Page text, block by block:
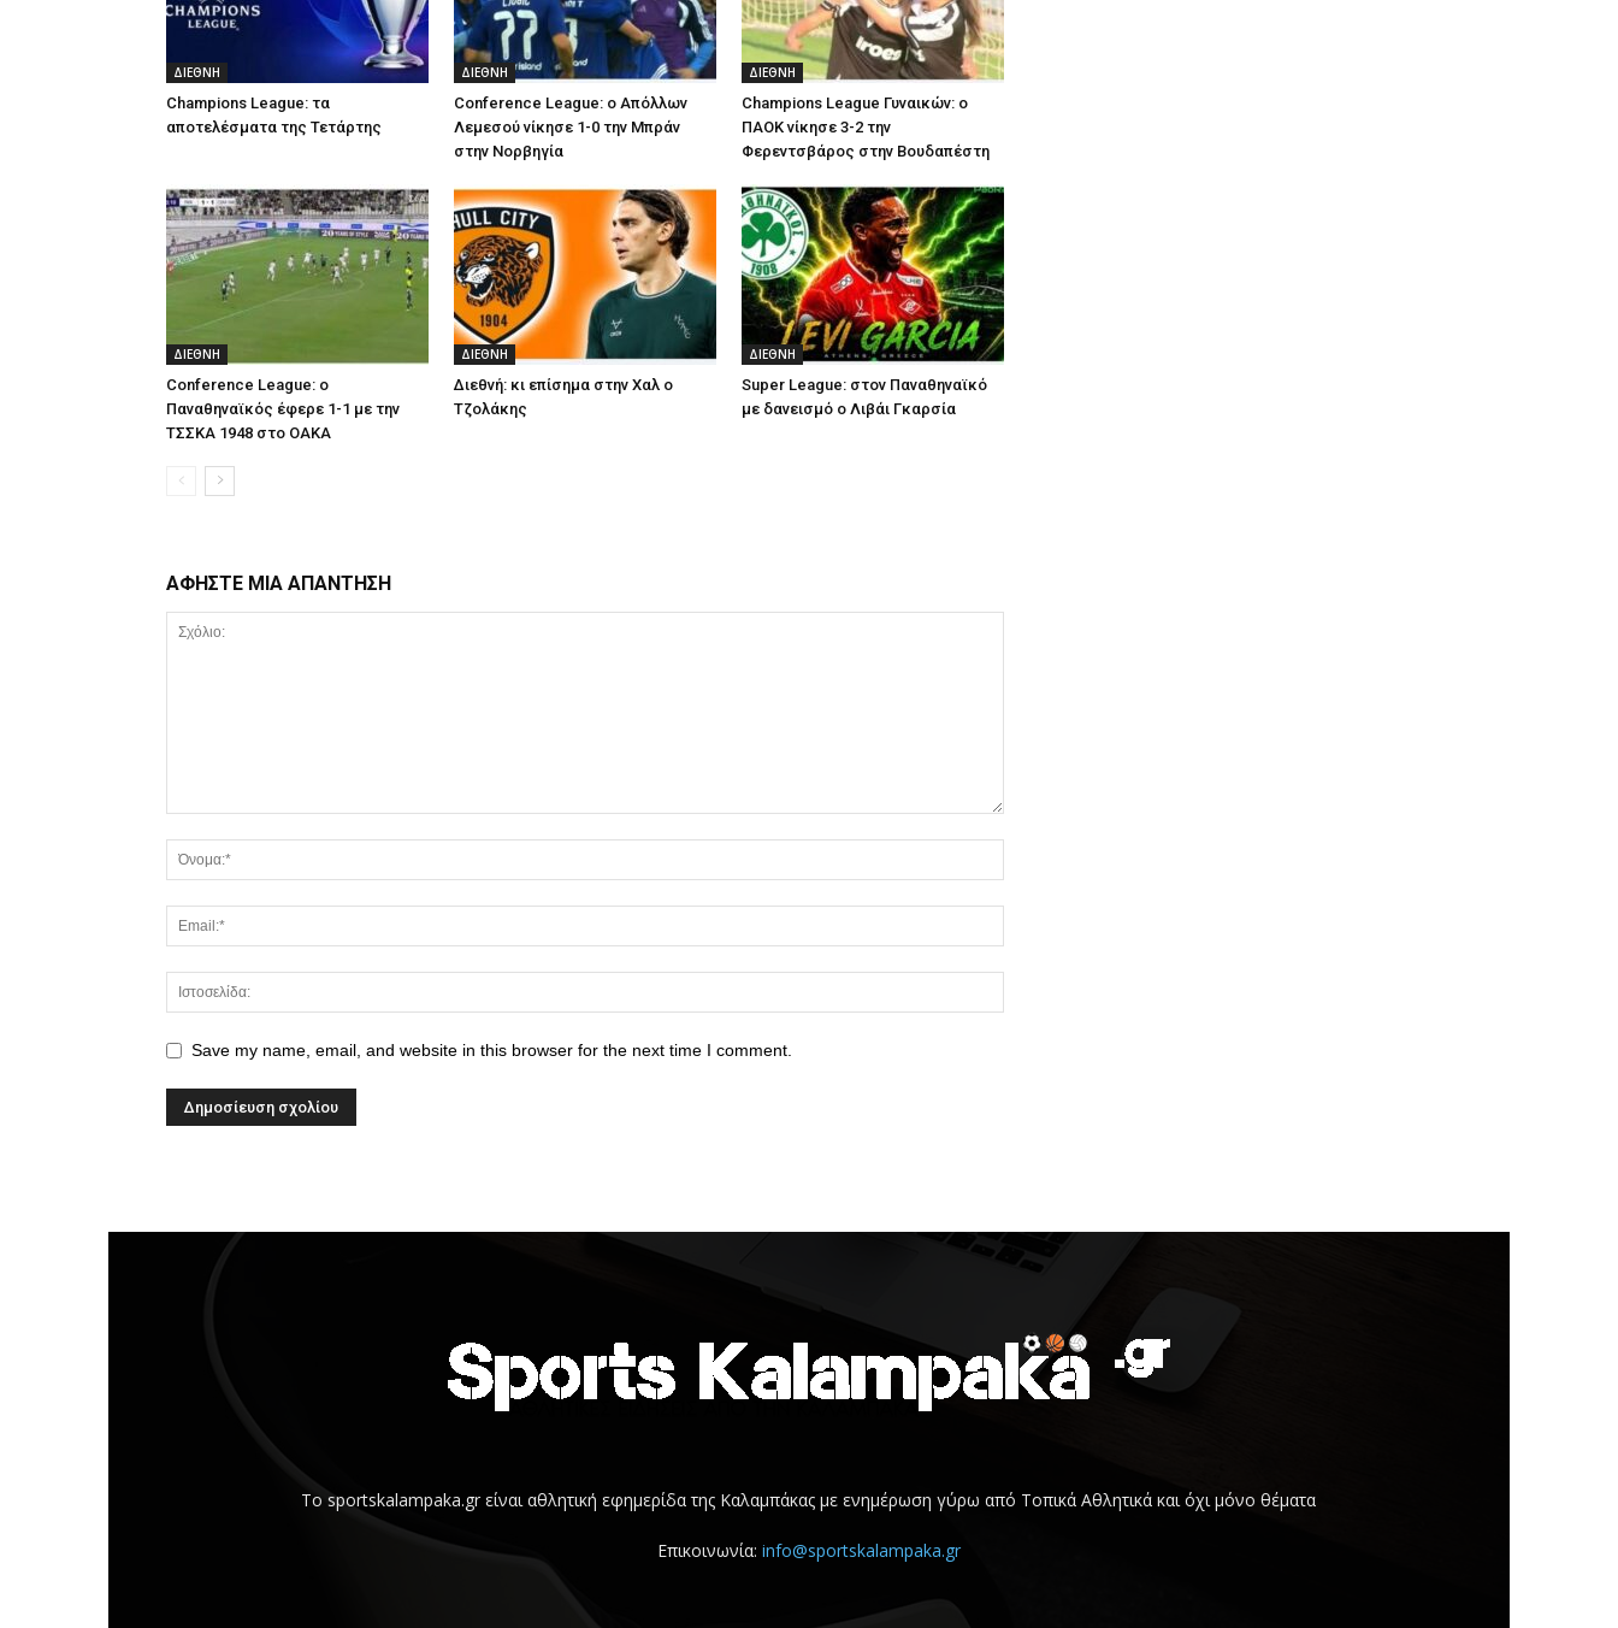
ΔΙΕΘΝΗ
Champions League: τα
αποτελέσματα της Τετάρτης
ΔΙΕΘΝΗ
Conference League: ο Απόλλων
Λεμεσού νίκησε 1-0 την Μπράν
στην Νορβηγία
ΔΙΕΘΝΗ
Champions League Γυναικών: ο
ΠΑΟΚ νίκησε 3-2 την
Φερεντσβάρος στην Βουδαπέστη
ΔΙΕΘΝΗ
Conference League: ο
Παναθηναϊκός έφερε 1-1 με την
ΤΣΣΚΑ 1948 στο ΟΑΚΑ
ΔΙΕΘΝΗ
Διεθνή: κι επίσημα στην Χαλ ο
Τζολάκης
ΔΙΕΘΝΗ
Super League: στον Παναθηναϊκό
με δανεισμό ο Λιβάι Γκαρσία
ΑΦΗΣΤΕ ΜΙΑ ΑΠΑΝΤΗΣΗ
Save my name, email, and website in this browser for the next time I comment.
Το sportskalampaka.gr είναι αθλητική εφημερίδα της Καλαμπάκας με ενημέρωση γύρω από Τοπικά Αθλητικά και όχι μόνο θέματα
Επικοινωνία: info@sportskalampaka.gr